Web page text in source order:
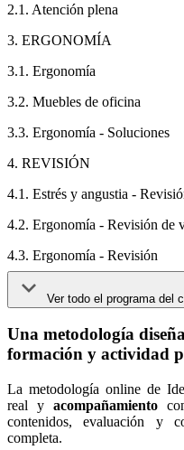
2.1. Atención plena
3. ERGONOMÍA
3.1. Ergonomía
3.2. Muebles de oficina
3.3. Ergonomía - Soluciones
4. REVISIÓN
4.1. Estrés y angustia -
4.2. Ergonomía - Revisión de
4.3. Ergonomía - Revisión
Ver todo el programa del
Una metodología
formación y actividad
La metodología online de
real y acompañamiento
contenidos, evaluación y
completa.